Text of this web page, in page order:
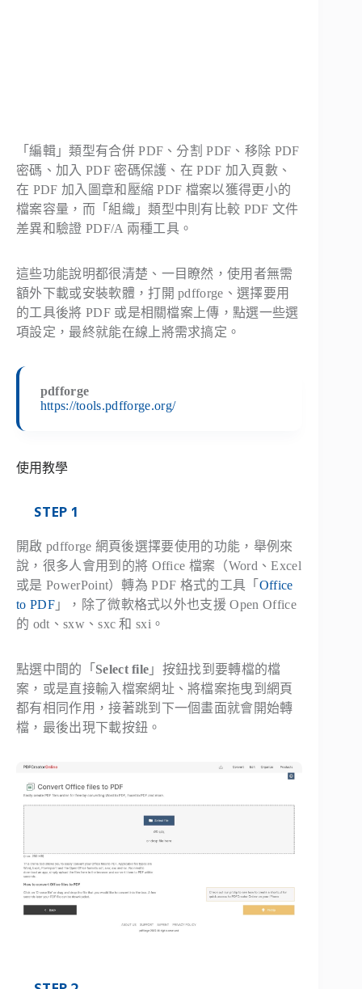
「編輯」類型有合併 PDF、分割 PDF、移除 PDF
密碼、加入 PDF 密碼保護、在 PDF 加入頁數、
在 PDF 加入圖章和壓縮 PDF 檔案以獲得更小的
檔案容量，而「組織」類型中則有比較 PDF 文件
差異和驗證 PDF/A 兩種工具。
這些功能說明都很清楚、一目瞭然，使用者無需
額外下載或安裝軟體，打開 pdfforge、選擇要用
的工具後將 PDF 或是相關檔案上傳，點選一些選
項設定，最終就能在線上將需求搞定。
pdfforge
https://tools.pdfforge.org/
使用教學
STEP 1
開啟 pdfforge 網頁後選擇要使用的功能，舉例來
說，很多人會用到的將 Office 檔案（Word、Excel
或是 PowerPoint）轉為 PDF 格式的工具「 Office
to PDF」，除了微軟格式以外也支援 Open Office
的 odt、sxw、sxc 和 sxi。
點選中間的「 Select file 」按鈕找到要轉檔的檔
案，或是直接輸入檔案網址、將檔案拖曳到網頁
都有相同作用，接著跳到下一個畫面就會開始轉
檔，最後出現下載按鈕。